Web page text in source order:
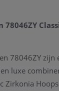
78046ZY
78046ZY
luxe
Zirkonia